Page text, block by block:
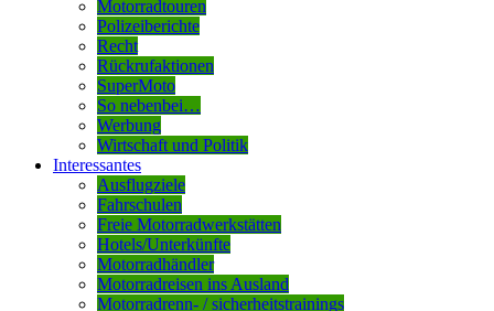
Motorradtouren
Polizeiberichte
Recht
Rückrufaktionen
SuperMoto
So nebenbei…
Werbung
Wirtschaft und Politik
Interessantes
Ausflugziele
Fahrschulen
Freie Motorradwerkstätten
Hotels/Unterkünfte
Motorradhändler
Motorradreisen ins Ausland
Motorradrenn- / sicherheitstrainings